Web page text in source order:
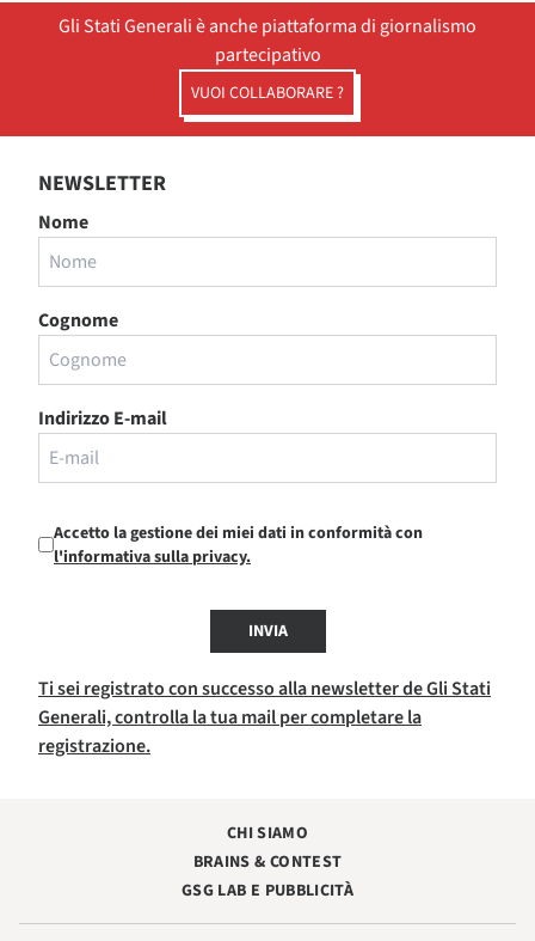
Gli Stati Generali è anche piattaforma di giornalismo
partecipativo
VUOI COLLABORARE ?
NEWSLETTER
Nome
Cognome
Indirizzo E-mail
Accetto la gestione dei miei dati in conformità con
l'informativa sulla privacy.
INVIA
Ti sei registrato con successo alla newsletter de Gli Stati
Generali, controlla la tua mail per completare la
registrazione.
CHI SIAMO
BRAINS & CONTEST
GSG LAB E PUBBLICITÀ